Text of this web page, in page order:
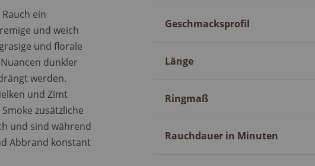
ein
und weich
und florale
dunkler
werden.
und Zimt
zusätzliche
und sind während
Abbrand konstant
Geschmacksprofil
Länge
Ringmaß
Rauchdauer in Minuten